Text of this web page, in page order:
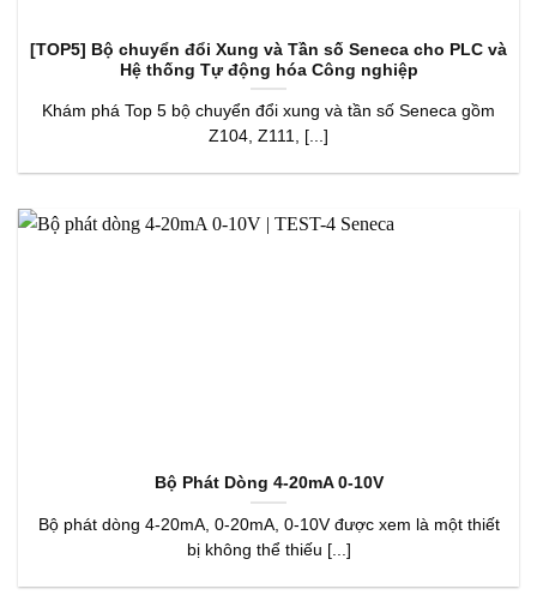
[TOP5] Bộ chuyển đổi Xung và Tần số Seneca cho PLC và
Hệ thống Tự động hóa Công nghiệp
Khám phá Top 5 bộ chuyển đổi xung và tần số Seneca gồm
Z104, Z111, [...]
Bộ Phát Dòng 4-20mA 0-10V
Bộ phát dòng 4-20mA, 0-20mA, 0-10V được xem là một thiết
bị không thể thiếu [...]